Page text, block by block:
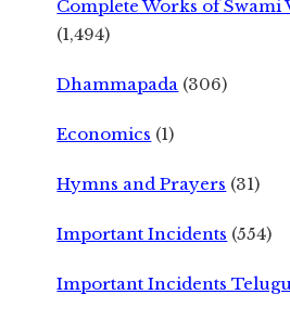
Complete Works of Swami
(1,494)
Dhammapada (306)
Economics (1)
Hymns and Prayers (31)
Important Incidents (554)
Important Incidents Telugu